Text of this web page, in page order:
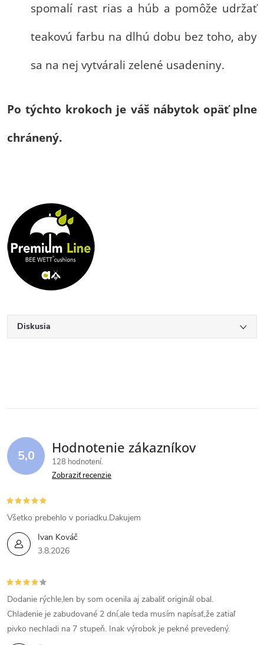
spomalí rast rias a húb a pomôže udržať
teakovú farbu na dlhú dobu bez toho, aby
sa na nej vytvárali zelené usadeniny.
Po týchto krokoch je váš nábytok opäť plne
chránený.
Diskusia
5,0 Hodnotenie zákazníkov
128 hodnotení
Zobraziť recenzie
Ivan Kováč
3.8.2026
Všetko prebehlo v poriadku.Dakujem
Dodanie rýchle,len by som ocenila aj zabaliť originál obal.
Chladenie je zabudované 2 dní,ale teda musím napísať,že zatiaľ
pivko nechladi na 7 stupeň. Inak výrobok je pekné prevedený.